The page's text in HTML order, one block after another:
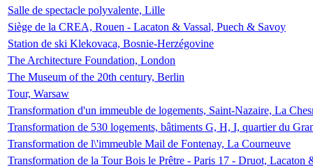
Salle de spectacle polyvalente, Lille
Siège de la CREA, Rouen - Lacaton & Vassal, Puech & Savoy
Station de ski Klekovaca, Bosnie-Herzégovine
The Architecture Foundation, London
The Museum of the 20th century, Berlin
Tour, Warsaw
Transformation d'un immeuble de logements, Saint-Nazaire, La
Transformation de 530 logements, bâtiments G, H, I, quartier du
Transformation de l\'immeuble Mail de Fontenay, La Courneuve
Transformation de la Tour Bois le Prêtre - Paris 17 - Druot, Lacaton